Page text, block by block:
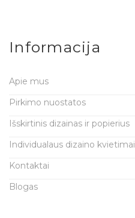
Informacija
Apie mus
Pirkimo nuostatos
Išskirtinis dizainas ir popierius
Individualaus dizaino kvietimai
Kontaktai
Blogas